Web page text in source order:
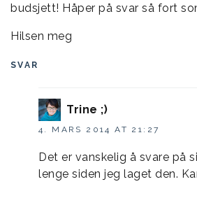
budsjett! Håper på svar så fort
Hilsen meg
SVAR
Trine ;)
4. MARS 2014 AT 21:27
Det er vanskelig å svare på
lenge siden jeg laget den.